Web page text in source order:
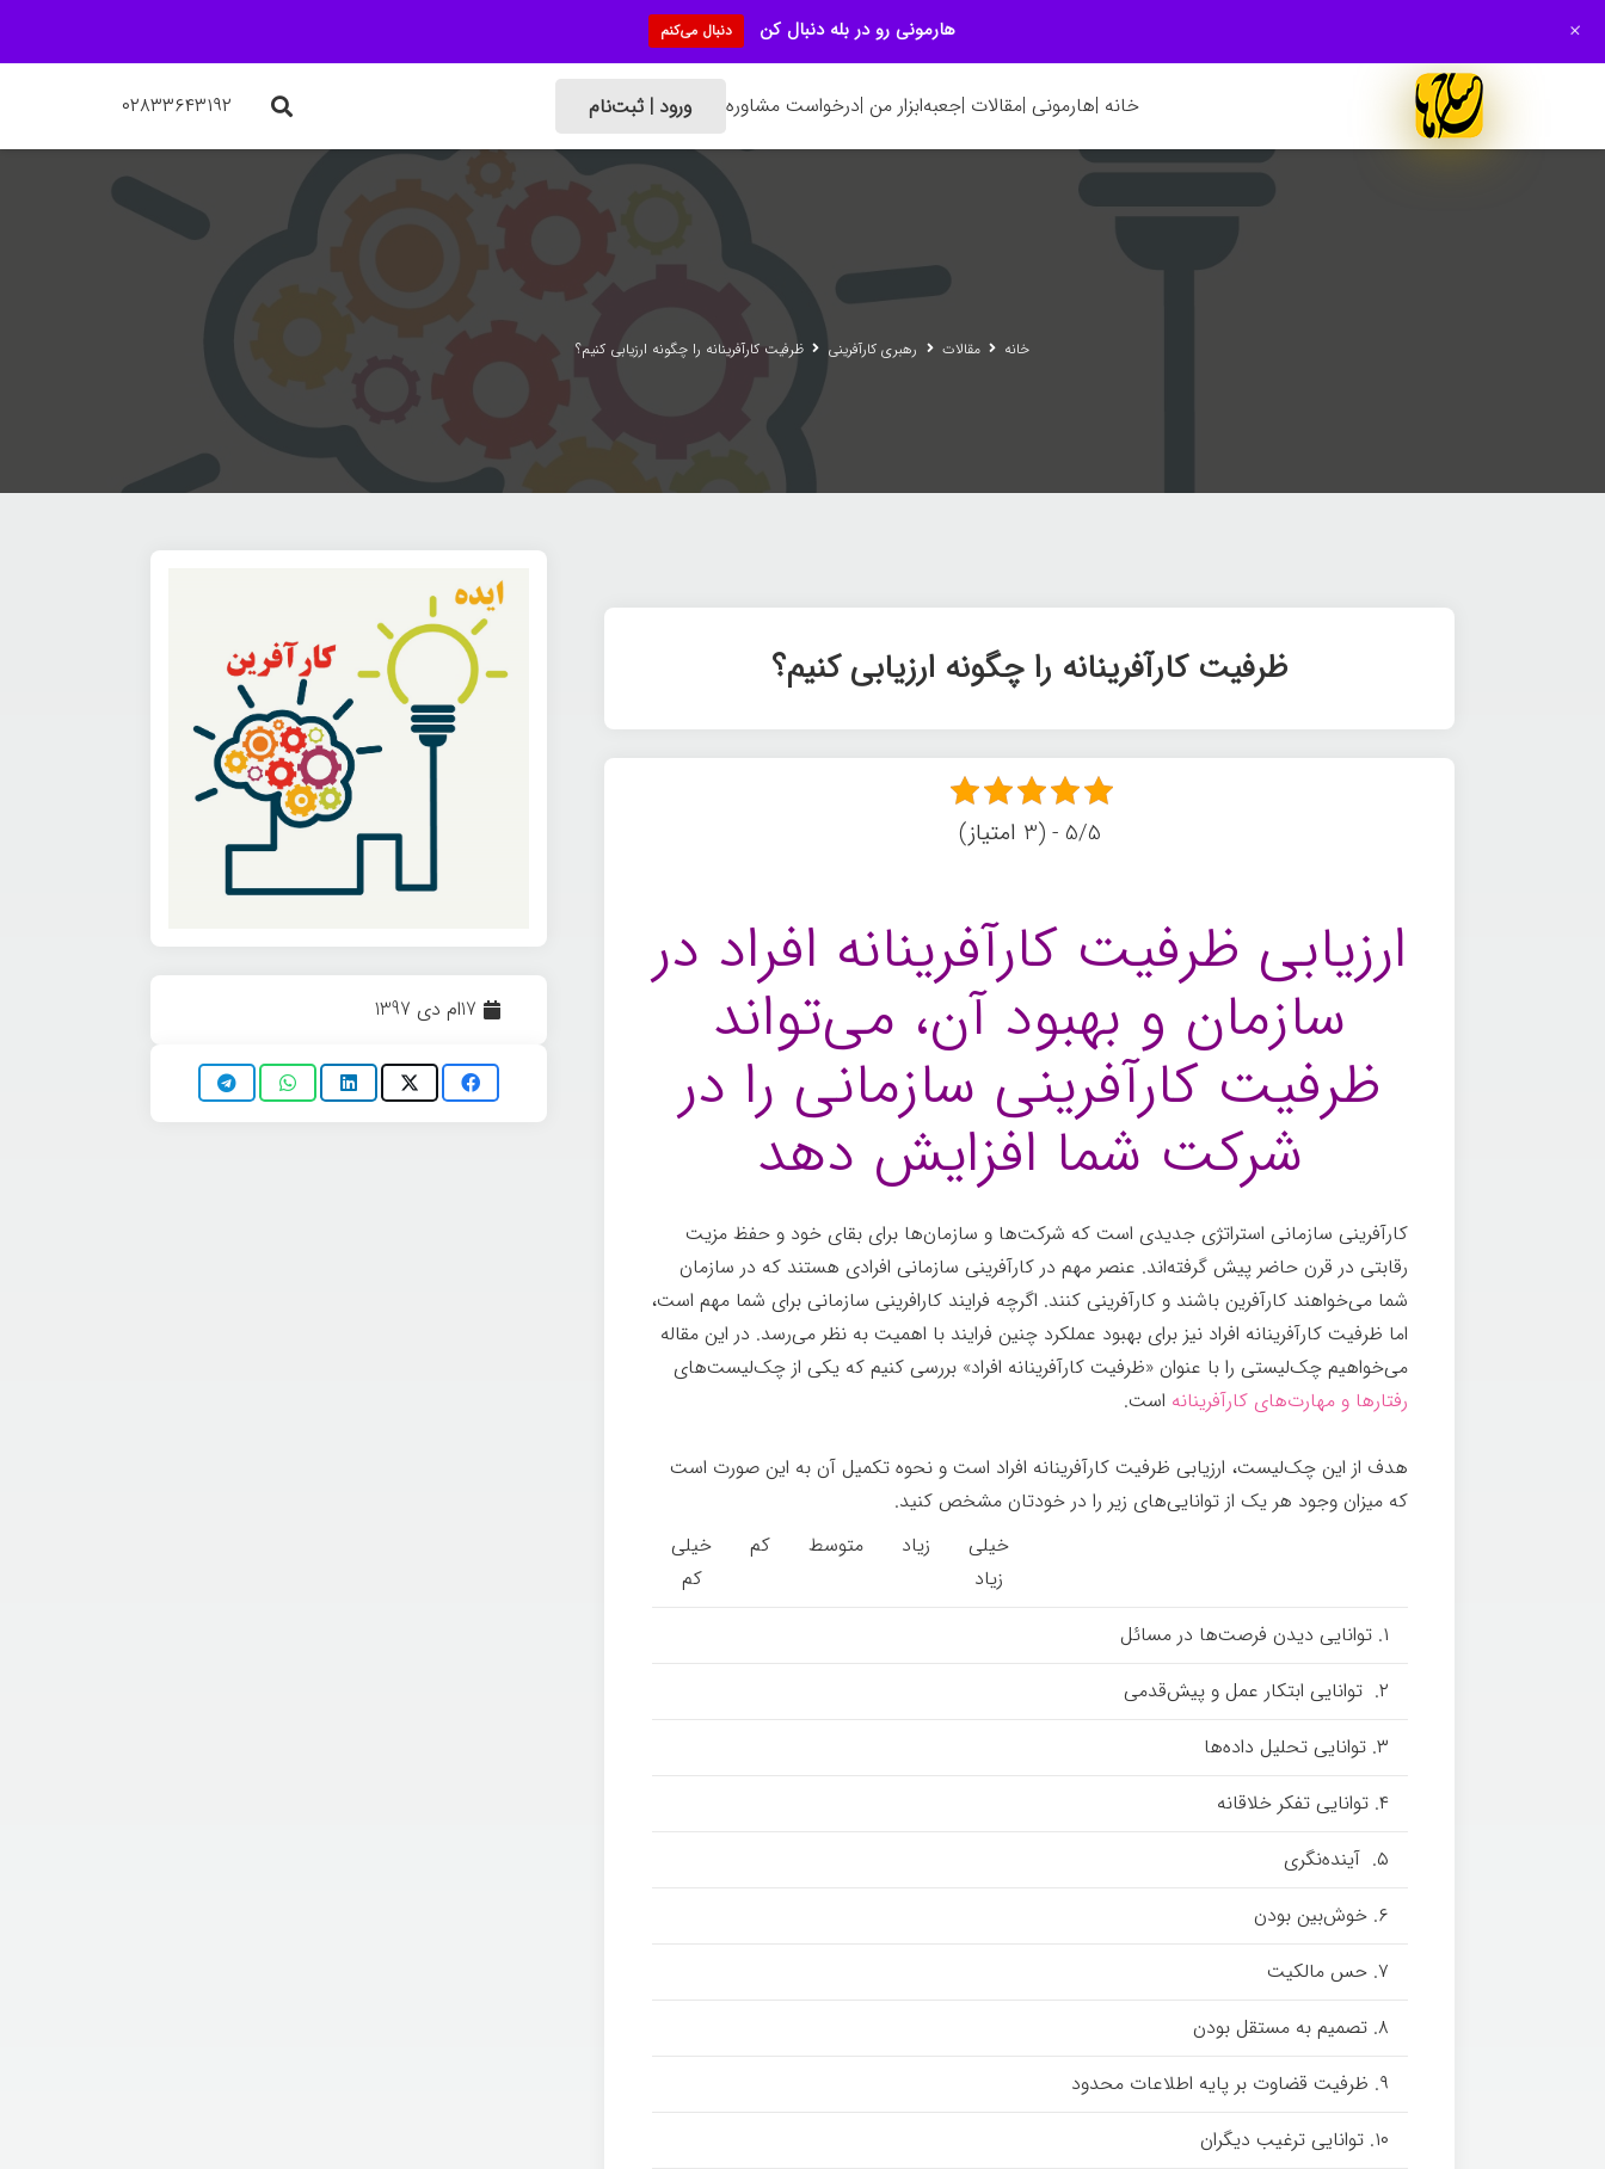
خانه |هارمونی |مقالات |جعبه‌ابزار من |درخواست مشاوره ورود | ثبت‌نام ۰۲۸۳۳۶۴۳۱۹۲
خانه مقالات رهبری کارآفرینی ظرفیت کارآفرینانه را چگونه ارزیابی کنیم؟
ظرفیت کارآفرینانه را چگونه ارزیابی کنیم؟
5/5 - (3 امتیاز)
ارزیابی ظرفیت کارآفرینانه افراد در
سازمان و بهبود آن، می‌تواند
ظرفیت کارآفرینی سازمانی را در
شرکت شما افزایش دهد
کارآفرینی سازمانی استراتژی جدیدی است که شرکت‌ها و سازمان‌ها برای بقای خود و حفظ مزیت
رقابتی در قرن حاضر پیش گرفته‌اند. عنصر مهم در کارآفرینی سازمانی افرادی هستند که در سازمان
شما می‌خواهند کارآفرین باشند و کارآفرینی کنند. اگرچه فرایند کارافرینی سازمانی برای شما مهم است،
اما ظرفیت کارآفرینانه افراد نیز برای بهبود عملکرد چنین فرایند با اهمیت به نظر می‌رسد. در این مقاله
می‌خواهیم چک‌لیستی را با عنوان «ظرفیت کارآفرینانه افراد» بررسی کنیم که یکی از چک‌لیست‌های
رفتارها و مهارت‌های کارآفرینانه است.
هدف از این چک‌لیست، ارزیابی ظرفیت کارآفرینانه افراد است و نحوه تکمیل آن به این صورت است
که میزان وجود هر یک از توانایی­‌های زیر را در خودتان مشخص کنید.
خیلی
زیاد
زیاد متوسط کم
خیلی
کم
۱. توانایی دیدن فرصت­‌ها در مسائل
۲. توانایی ابتکار عمل و پیش‌قدمی
۳. توانایی تحلیل داده­‌ها
۴. توانایی تفکر خلاقانه
۵. آینده‌نگری
۶. خوش‌بین بودن
۷. حس مالکیت
۸. تصمیم به مستقل بودن
۹. ظرفیت قضاوت بر پایه اطلاعات محدود
۱۰. توانایی ترغیب دیگران
17ام دی 1397
هارمونی رو در بله دنبال کن دنبال می‌کنم +